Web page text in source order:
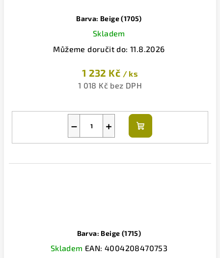
Barva: Beige (1705)
Skladem
Můžeme doručit do: 11.8.2026
1 232 Kč / ks
1 018 Kč bez DPH
+
−
Do
košíku
Barva: Beige (1715)
Skladem EAN: 4004208470753